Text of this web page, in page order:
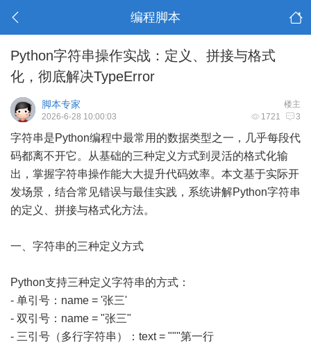
编程脚本
Python字符串操作实战：定义、拼接与格式
化，彻底解决TypeError
楼主
脚本专家
1721 3
2026-6-28 10:00:03
字符串是Python编程中最常用的数据类型之一，几乎每段代
码都离不开它。从基础的三种定义方式到灵活的格式化输
出，掌握字符串操作能大大提升代码效率。本文基于实际开
发场景，结合常见错误与最佳实践，系统讲解Python字符串
的定义、拼接与格式化方法。
一、字符串的三种定义方式
Python支持三种定义字符串的方式：
- 单引号：name = '张三'
- 双引号：name = "张三"
- 三引号（多行字符串）：text = """第一行